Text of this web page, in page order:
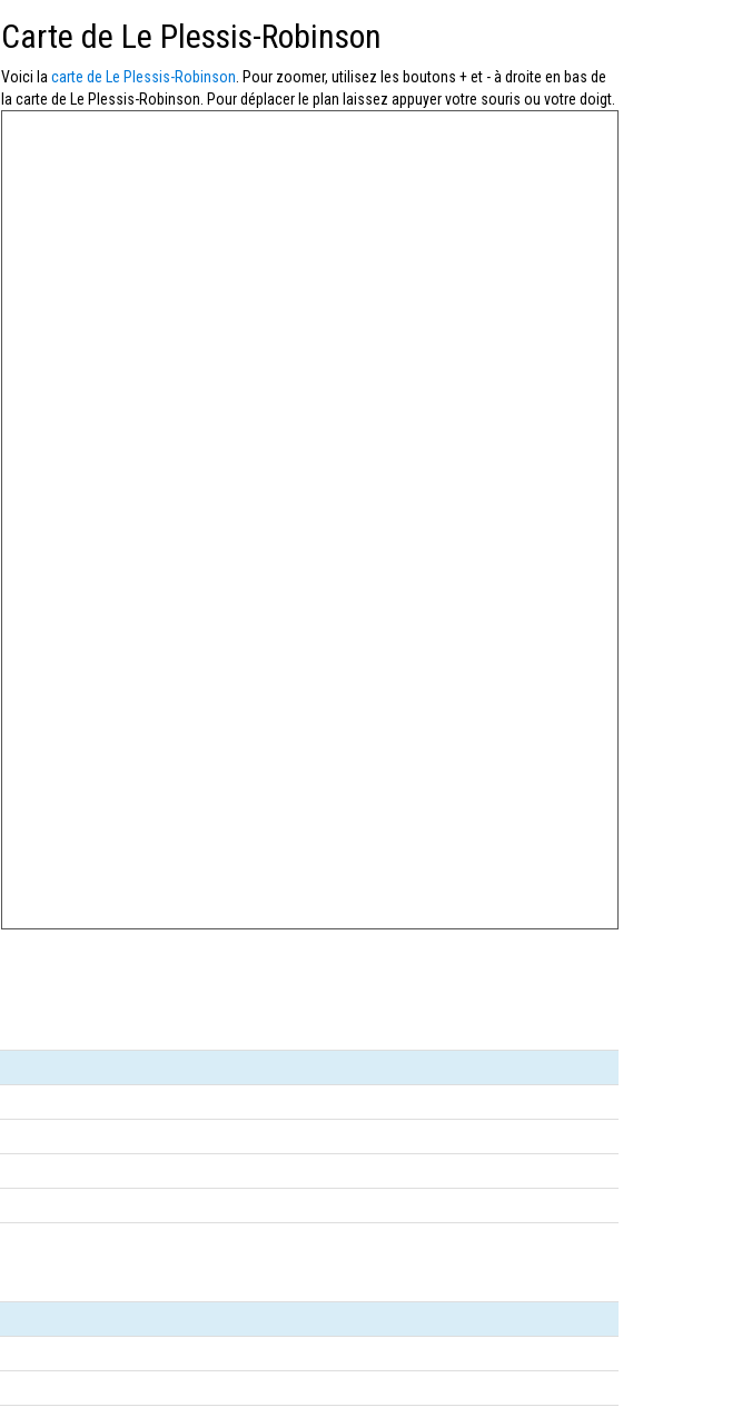
Carte de Le Plessis-Robinson
Voici la carte de Le Plessis-Robinson . Pour zoomer, utilisez les boutons + et - à droite en bas de
la carte de Le Plessis-Robinson. Pour déplacer le plan laissez appuyer votre souris ou votre doigt.